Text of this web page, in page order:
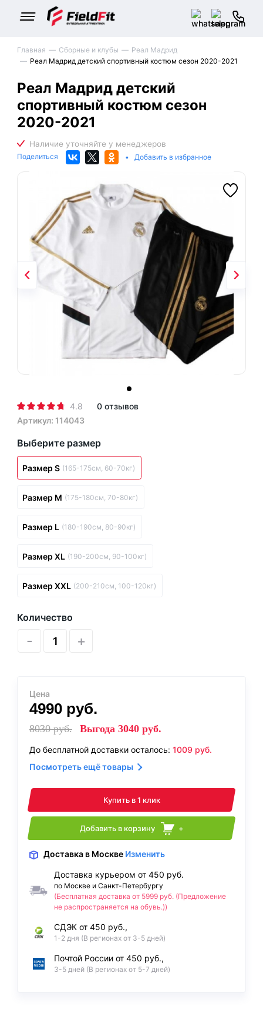
Главная Сборные и клубы
Реал Мадрид
Реал Мадрид детский спортивный костюм сезон 2020-2021
Реал Мадрид детский
спортивный костюм сезон
2020-2021
Поделиться • Добавить в избранное
4.8
0 отзывов
Артикул: 114043
Выберите размер
Размер S (165-175см, 60-70кг)
Размер M (175-180см, 70-80кг)
Размер L (180-190см, 80-90кг)
Размер XL (190-200см, 90-100кг)
Размер XXL (200-210см, 100-120кг)
Количество
- +
Цена
4990 руб.
8030руб. Выгода 3040 руб.
До бесплатной доставки осталось: 1009 руб.
Посмотреть ещё товары
Купить в 1 клик
Добавить в корзину +
Доставка в Москве Изменить
Доставка курьером от 450 руб.
по Москве и Санкт-Петербургу
(Бесплатная доставка от 5999 руб. (Предложение
не распространяется на обувь.))
СДЭК от 450 руб.,
1-2 дня (В регионах от 3-5 дней)
Почтой России от 450 руб.,
3-5 дней (В регионах от 5-7 дней)